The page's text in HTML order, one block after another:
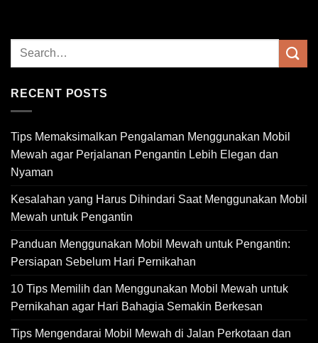
RECENT POSTS
Tips Memaksimalkan Pengalaman Menggunakan Mobil
Mewah agar Perjalanan Pengantin Lebih Elegan dan
Nyaman
Kesalahan yang Harus Dihindari Saat Menggunakan Mobil
Mewah untuk Pengantin
Panduan Menggunakan Mobil Mewah untuk Pengantin:
Persiapan Sebelum Hari Pernikahan
10 Tips Memilih dan Menggunakan Mobil Mewah untuk
Pernikahan agar Hari Bahagia Semakin Berkesan
Tips Mengendarai Mobil Mewah di Jalan Perkotaan dan